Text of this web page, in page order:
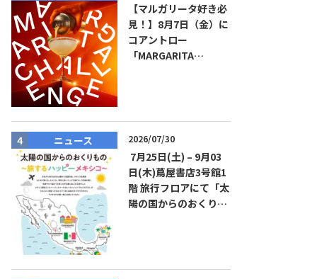
【マルガリータ好き必
見！】8月7日（金）に
コアントロー
「MARGARITA
無料！
ニュース 2026/07/30
7月25日(土) – 9月03
日(木)蔦屋書店3号館1
階 旅行フロアにて「太
陽の国からのおくりも